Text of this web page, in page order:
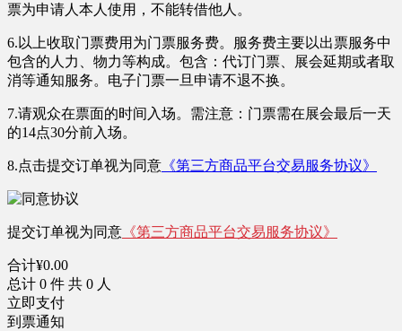
票为申请人本人使用，不能转借他人。
6.以上收取门票费用为门票服务费。服务费主要以出票服务中
包含的人力、物力等构成。包含：代订门票、展会延期或者取
消等通知服务。 电子门票一旦申请不退不换。
7.请观众在票面的时间入场。需注意： 门票需在展会最后一天
的14点30分前入场。
8.点击提交订单视为同意 《第三方商品平台交易服务协议》
提交订单视为同意 《第三方商品平台交易服务协议》
合计¥0.00
总计 0 件 共 0 人
立即支付
到票通知